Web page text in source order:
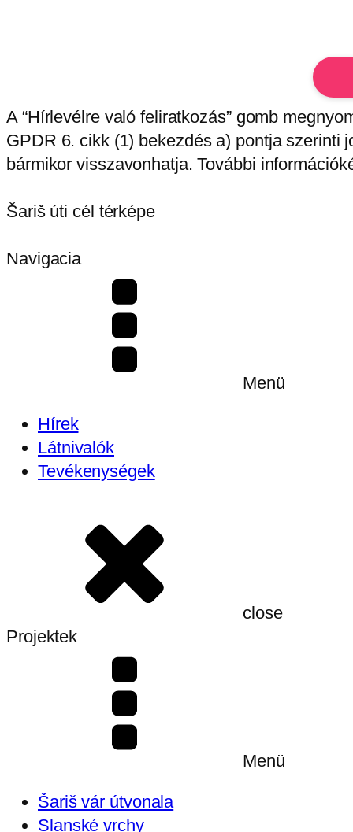
A “Hírlevélre való feliratkozás” gomb
GPDR 6. cikk (1) bekezdés a) pontja szerinti
bármikor visszavonhatja. További
Šariš úti cél térképe
Navigacia
Menü
Hírek
Látnivalók
Tevékenységek
close
Projektek
Menü
Šariš vár útvonala
Slanské vrchy